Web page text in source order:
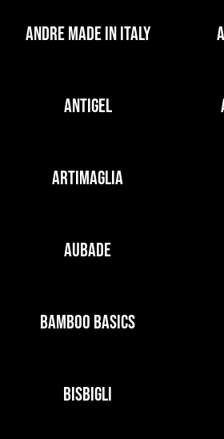
ANDRE MADE IN ITALY
ANTIGEL
ARTIMAGLIA
AUBADE
BAMBOO BASICS
BISBIGLI